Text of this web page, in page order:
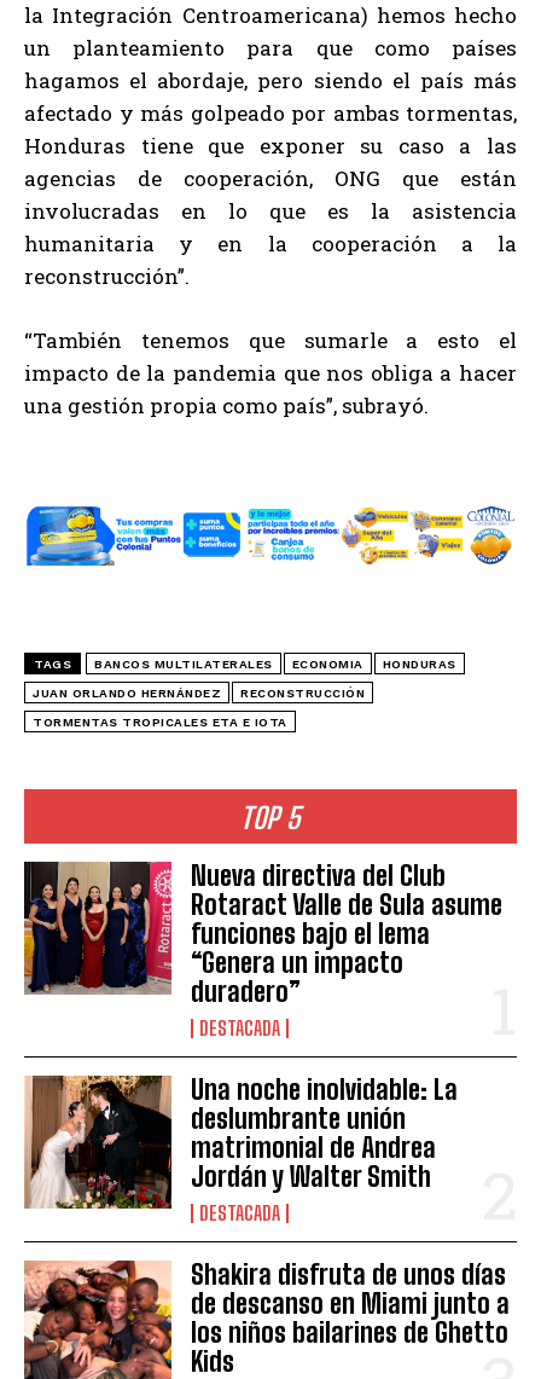
TOP 5
Nueva directiva del Club
Rotaract Valle de Sula asume
funciones bajo el lema
“Genera un impacto
duradero”
DESTACADA
Una noche inolvidable: La
deslumbrante unión
matrimonial de Andrea
Jordán y Walter Smith
DESTACADA
Shakira disfruta de unos días
de descanso en Miami junto a
los niños bailarines de Ghetto
Kids
la Integración Centroamericana) hemos hecho
un planteamiento para que como países
hagamos el abordaje, pero siendo el país más
afectado y más golpeado por ambas tormentas,
Honduras tiene que exponer su caso a las
agencias de cooperación, ONG que están
involucradas en lo que es la asistencia
humanitaria y en la cooperación a la
reconstrucción”.
“También tenemos que sumarle a esto el
impacto de la pandemia que nos obliga a hacer
una gestión propia como país”, subrayó.
TAGS BANCOS MULTILATERALES ECONOMIA HONDURAS
JUAN ORLANDO HERNÁNDEZ RECONSTRUCCIÓN
TORMENTAS TROPICALES ETA E IOTA